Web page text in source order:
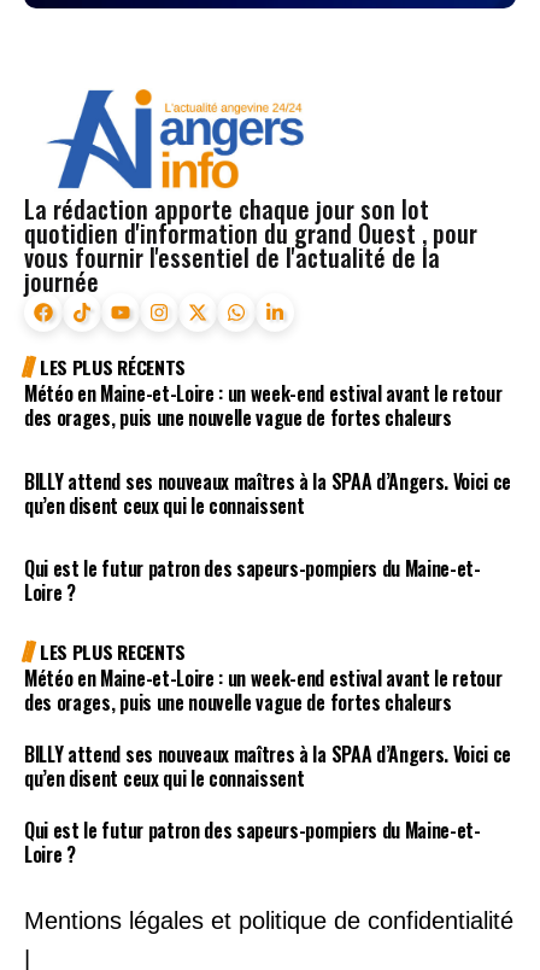
La rédaction apporte chaque jour son lot
quotidien d'information du grand Ouest , pour
vous fournir l'essentiel de l'actualité de la
journée
LES PLUS RÉCENTS
Météo en Maine-et-Loire : un week-end estival avant le retour
des orages, puis une nouvelle vague de fortes chaleurs
BILLY attend ses nouveaux maîtres à la SPAA d’Angers. Voici ce
qu’en disent ceux qui le connaissent
Qui est le futur patron des sapeurs-pompiers du Maine-et-
Loire ?
LES PLUS RECENTS
Météo en Maine-et-Loire : un week-end estival avant le retour
des orages, puis une nouvelle vague de fortes chaleurs
BILLY attend ses nouveaux maîtres à la SPAA d’Angers. Voici ce
qu’en disent ceux qui le connaissent
Qui est le futur patron des sapeurs-pompiers du Maine-et-
Loire ?
Mentions légales et politique de confidentialité